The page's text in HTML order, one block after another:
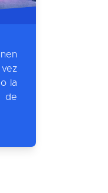
la
de